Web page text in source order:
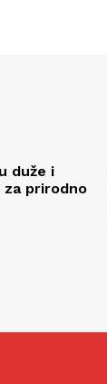
duže i
prirodno